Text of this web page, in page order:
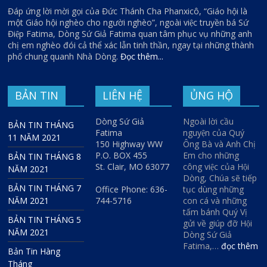
Đáp ứng lời mời gọi của Đức Thánh Cha Phanxicô, “Giáo hội là
một Giáo hội nghèo cho người nghèo”, ngoài việc truyền bá Sứ
Điệp Fatima, Dòng Sứ Giả Fatima quan tâm phục vụ những anh
chị em nghèo đói cả thể xác lẫn tinh thần, ngay tại những thành
phố chung quanh Nhà Dòng.Đọc thêm...
BẢN TIN
BẢN TIN THÁNG
11 NĂM 2021
BẢN TIN THÁNG 8
NĂM 2021
BẢN TIN THÁNG 7
NĂM 2021
BẢN TIN THÁNG 5
NĂM 2021
Bản Tin Hàng
Tháng
LIÊN HỆ
Dòng Sứ Giả
Fatima
150 Highway WW
P.O. BOX 455
St. Clair, MO 63077
Office Phone: 636-
744-5716
ỦNG HỘ
Ngoài lời cầu
nguyện của Quý
Ông Bà và Anh Chị
Em cho những
công việc của Hội
Dòng, Chúa sẽ tiếp
tục dùng những
con cá và những
tấm bánh Quý Vị
gửi về giúp đỡ Hội
Dòng Sứ Giả
Fatima,… đọc thêm